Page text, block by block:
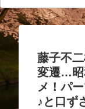
藤子不
変遷…昭
メ！パ
♪と口ず